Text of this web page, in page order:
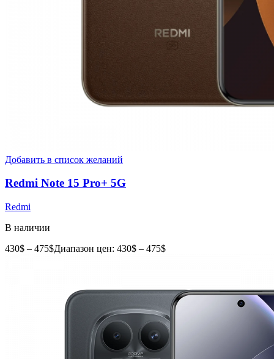
Добавить в список желаний
Redmi Note 15 Pro+ 5G
Redmi
В наличии
430$ – 475$Диапазон цен: 430$ – 475$